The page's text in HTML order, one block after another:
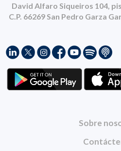
Sobre
David Alfaro Siqueiros 104,
C.P. 66269 San Pedro Garza